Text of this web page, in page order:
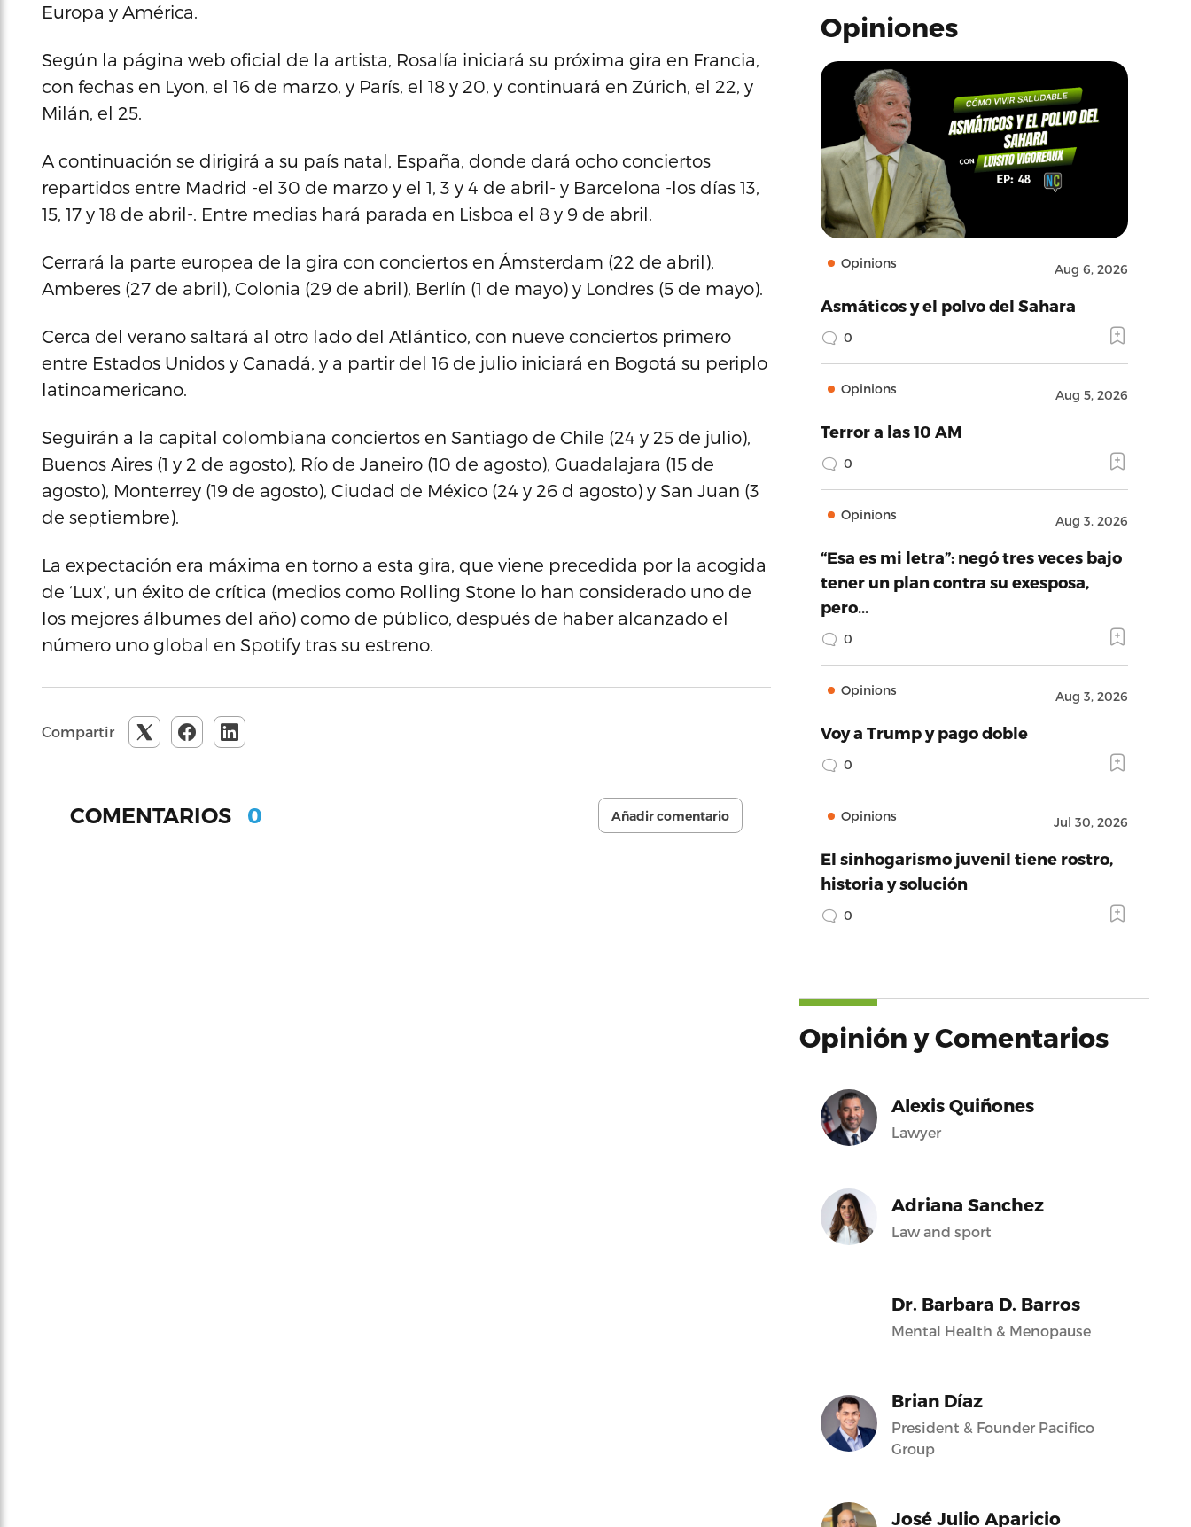
Europa y América.
Según la página web oficial de la artista, Rosalía iniciará su próxima gira en Francia,
con fechas en Lyon, el 16 de marzo, y París, el 18 y 20, y continuará en Zúrich, el 22, y
Milán, el 25.
A continuación se dirigirá a su país natal, España, donde dará ocho conciertos
repartidos entre Madrid -el 30 de marzo y el 1, 3 y 4 de abril- y Barcelona -los días 13,
15, 17 y 18 de abril-. Entre medias hará parada en Lisboa el 8 y 9 de abril.
Cerrará la parte europea de la gira con conciertos en Ámsterdam (22 de abril),
Amberes (27 de abril), Colonia (29 de abril), Berlín (1 de mayo) y Londres (5 de mayo).
Cerca del verano saltará al otro lado del Atlántico, con nueve conciertos primero
entre Estados Unidos y Canadá, y a partir del 16 de julio iniciará en Bogotá su periplo
latinoamericano.
Seguirán a la capital colombiana conciertos en Santiago de Chile (24 y 25 de julio),
Buenos Aires (1 y 2 de agosto), Río de Janeiro (10 de agosto), Guadalajara (15 de
agosto), Monterrey (19 de agosto), Ciudad de México (24 y 26 d agosto) y San Juan (3
de septiembre).
La expectación era máxima en torno a esta gira, que viene precedida por la acogida
de ‘Lux’, un éxito de crítica (medios como Rolling Stone lo han considerado uno de
los mejores álbumes del año) como de público, después de haber alcanzado el
número uno global en Spotify tras su estreno.
Compartir
COMENTARIOS 0 Añadir comentario
Opiniones
Opinions Aug 6, 2026
Asmáticos y el polvo del Sahara
0
Opinions Aug 5, 2026
Terror a las 10 AM
0
Opinions Aug 3, 2026
“Esa es mi letra”: negó tres veces bajo
tener un plan contra su exesposa,
pero…
0
Opinions Aug 3, 2026
Voy a Trump y pago doble
0
Opinions Jul 30, 2026
El sinhogarismo juvenil tiene rostro,
historia y solución
0
Opinión y Comentarios
Alexis Quiñones
Lawyer
Adriana Sanchez
Law and sport
Dr. Barbara D. Barros
Mental Health & Menopause
Brian Díaz
President & Founder Pacifico
Group
José Julio Aparicio